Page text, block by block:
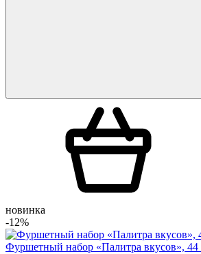
новинка
-12%
Фуршетный набор «Палитра вкусов», 44